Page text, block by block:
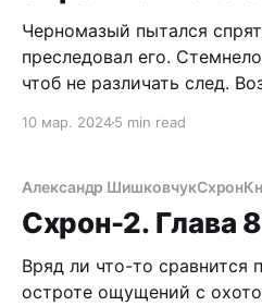
Черномазый пытался
преследовал его.
чтоб не различать след.
родной снег Карелии
осторожности. Я двигался
уверенными перебежками,
10 мар. 20245 min read
Александр ШишковчукСхрон
Схрон-2. Глава
Вряд ли что-то сравнится
остроте ощущений с